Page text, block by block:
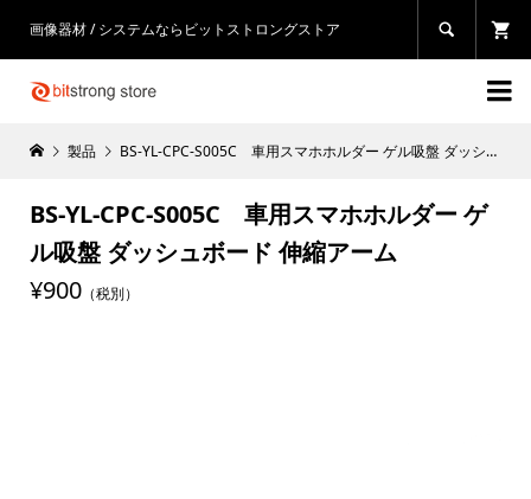
画像器材 / システムならビットストロングストア 

製品 BS-YL-CPC-S005C 車用スマホホルダー ゲル吸盤 ダッシュボード 伸縮アーム
BS-YL-CPC-S005C 車用スマホホルダー ゲ
ル吸盤 ダッシュボード 伸縮アーム
¥900（税別）